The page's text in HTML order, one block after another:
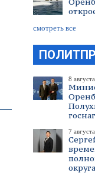
смотреть все
8
7
округа